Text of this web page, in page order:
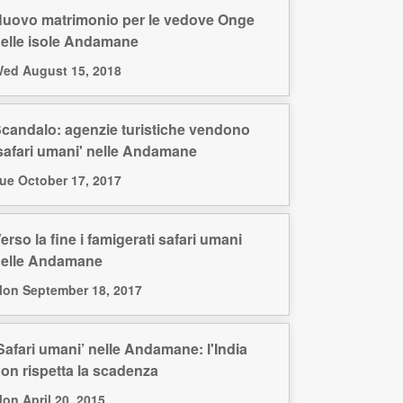
matrimonio per le vedove Onge
isole Andamane
August 15, 2018
agenzie turistiche vendono
umani' nelle Andamane
October 17, 2017
la fine i famigerati safari umani
Andamane
September 18, 2017
umani’ nelle Andamane: l'India
rispetta la scadenza
April 20, 2015